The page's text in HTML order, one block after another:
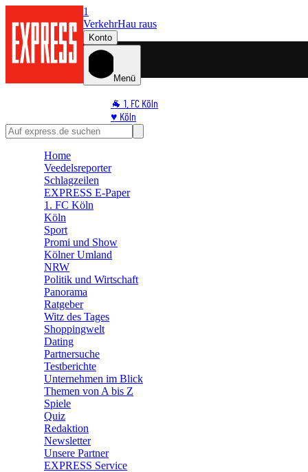
1
VerkehrHau raus
Konto
Menü
🐐 1. FC Köln
♥️ Köln
⭐ Promi
🛒 Shoppingwelt
Home
Veedelsreporter
Schlagzeilen
EXPRESS E-Paper
1. FC Köln
Köln
Sport
Promi und Show
Kölner Umland
NRW
Politik und Wirtschaft
Panorama
Ratgeber
Witz des Tages
Shoppingwelt
Dating
Partnersuche
Testberichte
Unternehmen im Blick
Themen von A bis Z
Spiele
Quiz
Redaktion
Newsletter
Unsere Partner
EXPRESS Service